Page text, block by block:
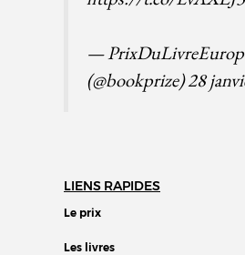
—
(@bookprize)28
LIENS RAPIDES
Le prix
Les livres